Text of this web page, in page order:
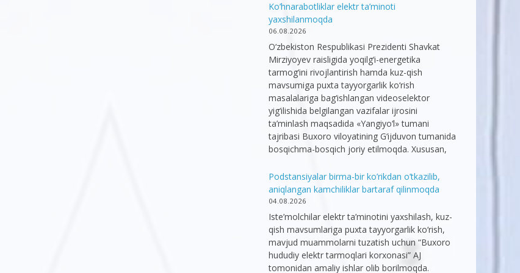
Ko’hnarabotliklar elektr ta’minoti
yaxshilanmoqda
06.08.2026
O‘zbekiston Respublikasi Prezidenti Shavkat
Mirziyoyev raisligida yoqilg‘i-energetika
tarmog‘ini rivojlantirish hamda kuz-qish
mavsumiga puxta tayyorgarlik ko‘rish
masalalariga bag‘ishlangan videoselektor
yig‘ilishida belgilangan vazifalar ijrosini
ta’minlash maqsadida «Yangiyo‘l» tumani
tajribasi Buxoro viloyatining G‘ijduvon tumanida
bosqichma-bosqich joriy etilmoqda. Xususan,
Podstansiyalar birma-bir ko’rikdan o’tkazilib,
aniqlangan kamchiliklar bartaraf qilinmoqda
04.08.2026
Iste’molchilar elektr ta’minotini yaxshilash, kuz-
qish mavsumlariga puxta tayyorgarlik ko‘rish,
mavjud muammolarni tuzatish uchun “Buxoro
hududiy elektr tarmoqlari korxonasi” AJ
tomonidan amaliy ishlar olib borilmoqda.